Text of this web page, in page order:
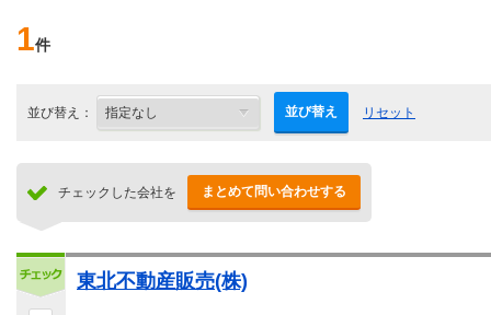
1件
並び替え： 並び替え リセット
チェックした会社を まとめて問い合わせする
東北不動産販売(株)